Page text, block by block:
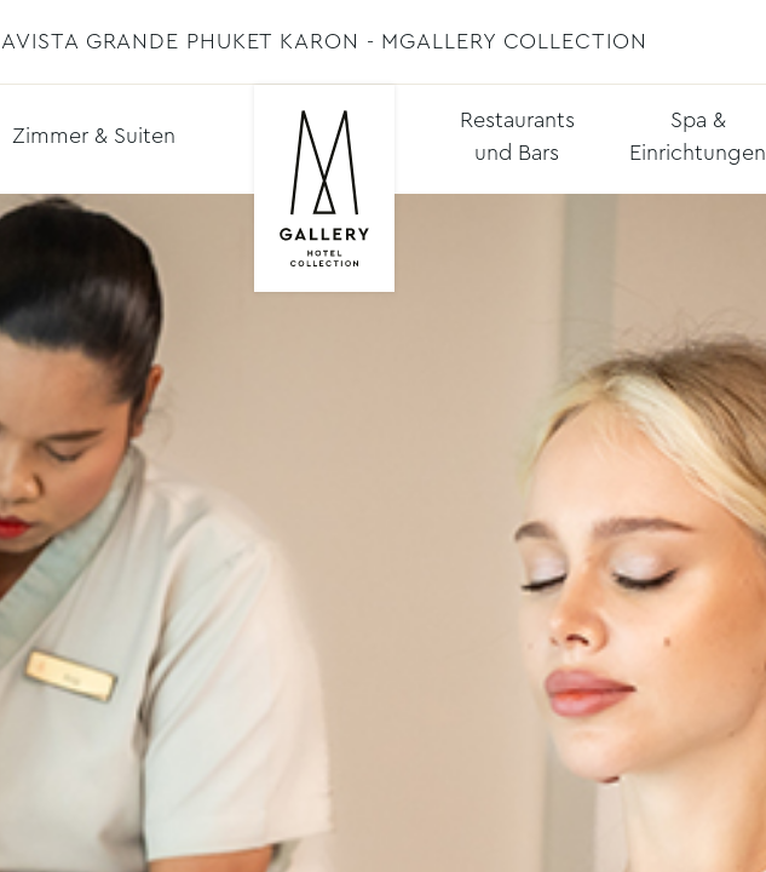
AVISTA GRANDE PHUKET KARON - MGALLERY COLLECTION
Zimmer & Suiten
Restaurants
und Bars
Spa &
Einrichtungen